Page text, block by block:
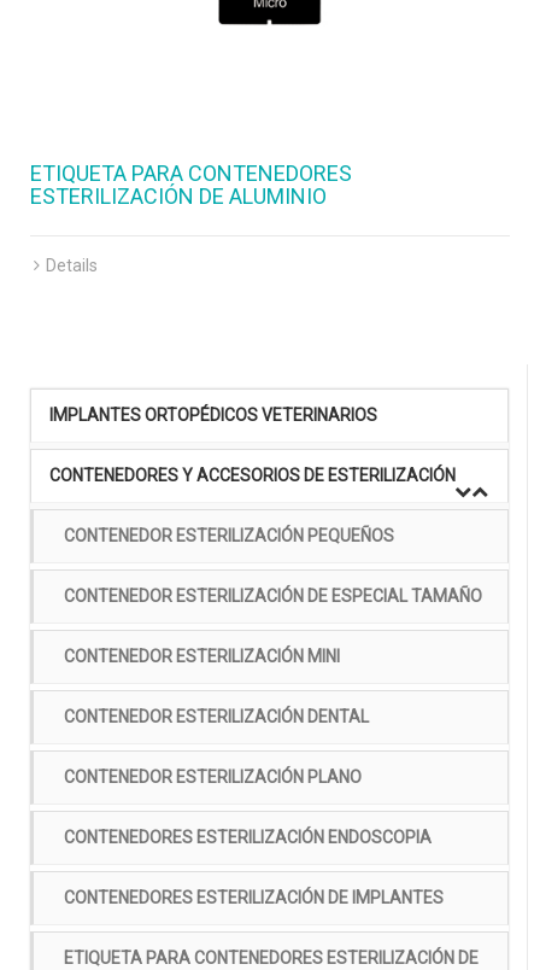
ETIQUETA PARA CONTENEDORES
ESTERILIZACIÓN DE ALUMINIO
Details
IMPLANTES ORTOPÉDICOS VETERINARIOS
CONTENEDORES Y ACCESORIOS DE ESTERILIZACIÓN
CONTENEDOR ESTERILIZACIÓN PEQUEÑOS
CONTENEDOR ESTERILIZACIÓN DE ESPECIAL TAMAÑO
CONTENEDOR ESTERILIZACIÓN MINI
CONTENEDOR ESTERILIZACIÓN DENTAL
CONTENEDOR ESTERILIZACIÓN PLANO
CONTENEDORES ESTERILIZACIÓN ENDOSCOPIA
CONTENEDORES ESTERILIZACIÓN DE IMPLANTES
ETIQUETA PARA CONTENEDORES ESTERILIZACIÓN DE